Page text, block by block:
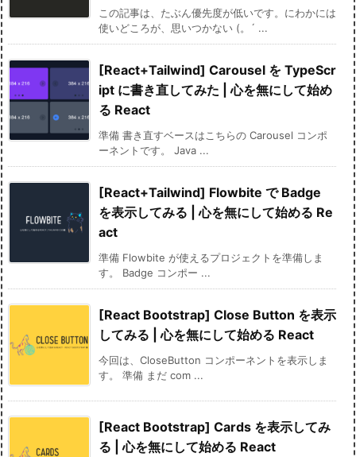
この記事は、たぶん優先度が低いです。にわかには
使いどころが、思いつかない (。´ ...
[React+Tailwind] Carousel を TypeScr
ipt に書き直してみた | 心を無にして始め
る React
準備 書き直すベースはこちらの Carousel コンポ
ーネントです。 Java ...
[React+Tailwind] Flowbite で Badge
を表示してみる | 心を無にして始める Re
act
準備 Flowbite が使えるプロジェクトを準備しま
す。 Badge コンポー ...
[React Bootstrap] Close Button を表示
してみる | 心を無にして始める React
今回は、CloseButton コンポーネントを表示しま
す。 準備 まだ com ...
[React Bootstrap] Cards を表示してみ
る | 心を無にして始める React